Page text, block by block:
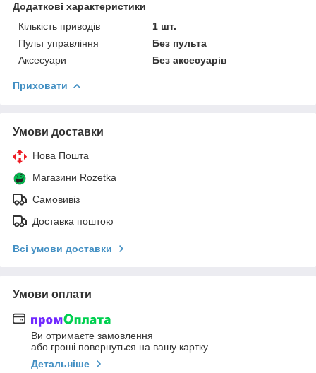
Додаткові характеристики
Кількість приводів
1 шт.
Пульт управління
Без пульта
Аксесуари
Без аксесуарів
Приховати
Умови доставки
Нова Пошта
Магазини Rozetka
Самовивіз
Доставка поштою
Всі умови доставки
Умови оплати
Ви отримаєте замовлення
або гроші повернуться на вашу картку
Детальніше